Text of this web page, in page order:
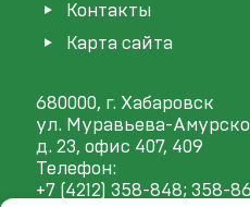
Контакты
Карта сайта
680000, г. Хабаровск
ул. Муравьева-
д. 23, офис 407, 409
Телефон:
+7 (4212) 358-848; 358-